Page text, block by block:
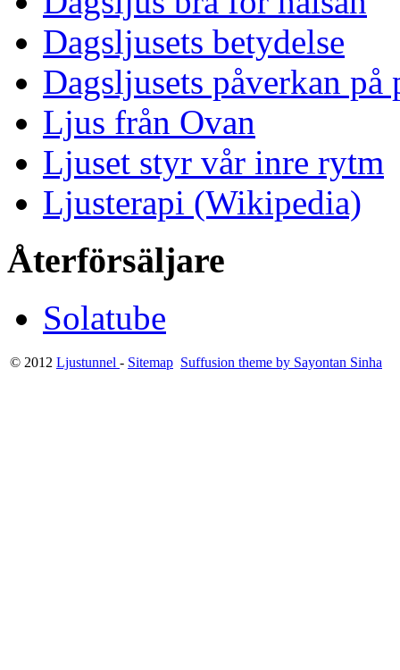
Dagsljusets betydelse
Dagsljusets påverkan på
Ljus från Ovan
Ljuset styr vår inre rytm
Ljusterapi (Wikipedia)
Återförsäljare
Solatube
© 2012 Ljustunnel - Sitemap Suffusion theme by Sayontan Sinha